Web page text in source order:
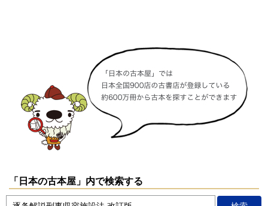
「日本の古本屋」内で検索する